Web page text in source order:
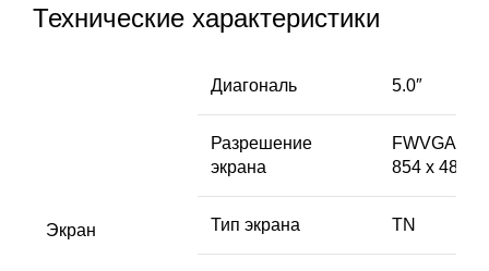
Технические характеристики
Экран
Диагональ 5.0″
Разрешение
экрана
FWVGA
854 х 480
Тип экрана TN